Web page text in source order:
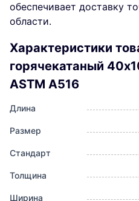
обеспечивает доставку
области.
Характеристики
горячекатаный
ASTM A516
Длина
Размер
Стандарт
Толщина
Ширина